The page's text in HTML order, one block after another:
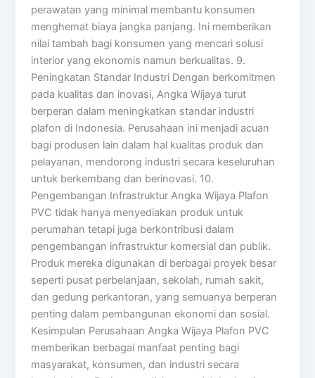
perawatan yang minimal membantu konsumen
menghemat biaya jangka panjang. Ini memberikan
nilai tambah bagi konsumen yang mencari solusi
interior yang ekonomis namun berkualitas. 9.
Peningkatan Standar Industri Dengan berkomitmen
pada kualitas dan inovasi, Angka Wijaya turut
berperan dalam meningkatkan standar industri
plafon di Indonesia. Perusahaan ini menjadi acuan
bagi produsen lain dalam hal kualitas produk dan
pelayanan, mendorong industri secara keseluruhan
untuk berkembang dan berinovasi. 10.
Pengembangan Infrastruktur Angka Wijaya Plafon
PVC tidak hanya menyediakan produk untuk
perumahan tetapi juga berkontribusi dalam
pengembangan infrastruktur komersial dan publik.
Produk mereka digunakan di berbagai proyek besar
seperti pusat perbelanjaan, sekolah, rumah sakit,
dan gedung perkantoran, yang semuanya berperan
penting dalam pembangunan ekonomi dan sosial.
Kesimpulan Perusahaan Angka Wijaya Plafon PVC
memberikan berbagai manfaat penting bagi
masyarakat, konsumen, dan industri secara